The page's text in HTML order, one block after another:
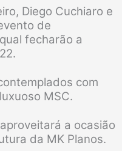
Diego Cuchiaro e
de
fecharão a
com
MSC.
a ocasião
da MK Planos.